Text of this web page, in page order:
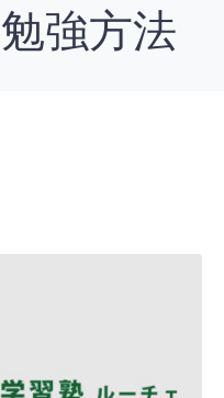
勉強方法